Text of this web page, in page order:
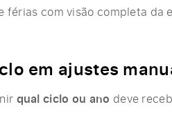
férias com visão completa da
em ajustes
qual ciclo ou ano deve